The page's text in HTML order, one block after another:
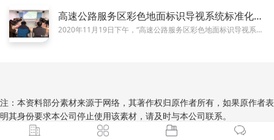
01-09 高速公路服务区彩色地面标识导视系统标准化研究课题研讨会在京召
2020年11月19日下午，“高速公路服务区彩色地面标识导视系统标准化研究课题研讨会”在北京召开，中国公路学会、河北省交...
注：本资料部分素材来源于网络，其著作权归原作者所有，如果原作者表
明其身份要求本公司停止使用该素材，请及时与本公司联系。